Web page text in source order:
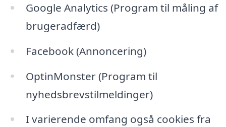
Google Analytics (Program til måling af
brugeradfærd)
Facebook (Annoncering)
OptinMonster (Program til
nyhedsbrevstilmeldinger)
I varierende omfang også cookies fra